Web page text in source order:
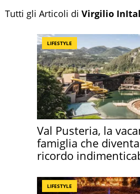
Tutti gli Articoli di Virgilio
LIFESTYLE
Val Pusteria, la
famiglia che
ricordo
LIFESTYLE